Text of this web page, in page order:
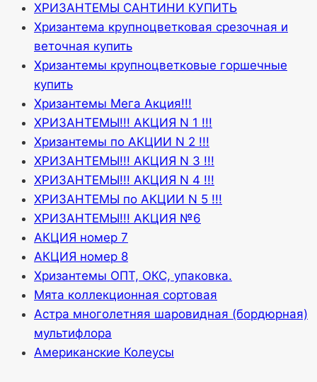
ХРИЗАНТЕМЫ САНТИНИ КУПИТЬ
Хризантема крупноцветковая срезочная и
веточная купить
Хризантемы крупноцветковые горшечные
купить
Хризантемы Мега Акция!!!
ХРИЗАНТЕМЫ!!! АКЦИЯ N 1 !!!
Хризантемы по АКЦИИ N 2 !!!
ХРИЗАНТЕМЫ!!! АКЦИЯ N 3 !!!
ХРИЗАНТЕМЫ!!! АКЦИЯ N 4 !!!
ХРИЗАНТЕМЫ по АКЦИИ N 5 !!!
ХРИЗАНТЕМЫ!!! АКЦИЯ №6
АКЦИЯ номер 7
АКЦИЯ номер 8
Хризантемы ОПТ, ОКС, упаковка.
Мята коллекционная сортовая
Астра многолетняя шаровидная (бордюрная)
мультифлора
Американские Колеусы